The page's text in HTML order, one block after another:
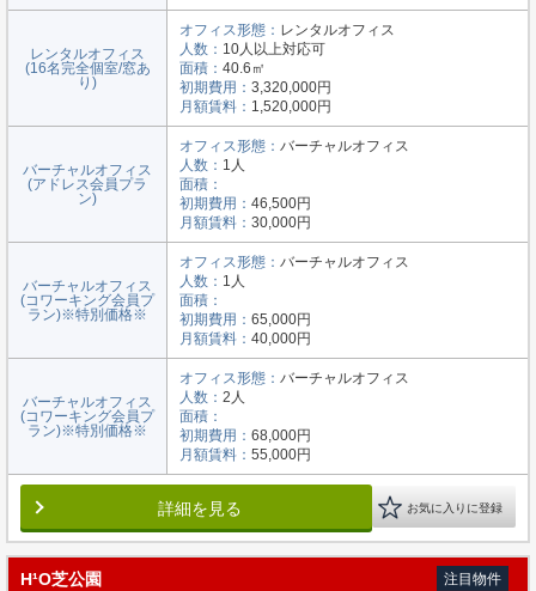
レンタルオフィス
(16名完全個室/窓あ
り)
オフィス形態： レンタルオフィス
人数： 10人以上対応可
面積： 40.6㎡
初期費用： 3,320,000円
月額賃料： 1,520,000円
バーチャルオフィス
(アドレス会員プラ
ン)
オフィス形態： バーチャルオフィス
人数： 1人
面積：
初期費用： 46,500円
月額賃料： 30,000円
バーチャルオフィス
(コワーキング会員プ
ラン)※特別価格※
オフィス形態： バーチャルオフィス
人数： 1人
面積：
初期費用： 65,000円
月額賃料： 40,000円
バーチャルオフィス
(コワーキング会員プ
ラン)※特別価格※
オフィス形態： バーチャルオフィス
人数： 2人
面積：
初期費用： 68,000円
月額賃料： 55,000円
詳細を見る お気に入りに登録
H¹O芝公園 注目物件